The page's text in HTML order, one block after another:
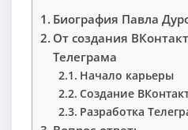
Биография Павла
От создания
Телеграма
Начало карьеры
Создание
Разработка